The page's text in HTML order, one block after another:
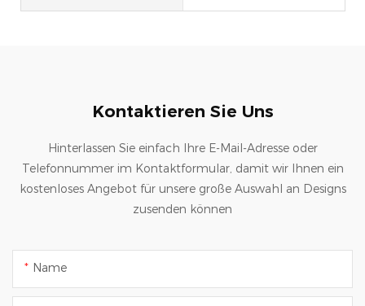
Kontaktieren Sie Uns
Hinterlassen Sie einfach Ihre E-Mail-Adresse oder
Telefonnummer im Kontaktformular, damit wir Ihnen ein
kostenloses Angebot für unsere große Auswahl an Designs
zusenden können
Name